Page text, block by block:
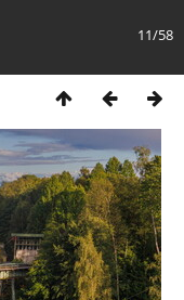
11/58